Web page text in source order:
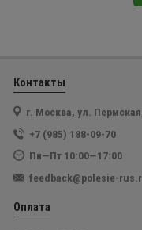
Контакты
г. Москва, ул.
+7 (985) 188-09-70
Пн—Пт 10:00—17:00
feedback@polesie-
Оплата